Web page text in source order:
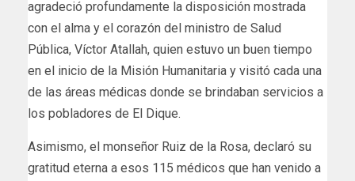
agradeció profundamente la disposición mostrada
con el alma y el corazón del ministro de Salud
Pública, Víctor Atallah, quien estuvo un buen tiempo
en el inicio de la Misión Humanitaria y visitó cada una
de las áreas médicas donde se brindaban servicios a
los pobladores de El Dique.
Asimismo, el monseñor Ruiz de la Rosa, declaró su
gratitud eterna a esos 115 médicos que han venido a